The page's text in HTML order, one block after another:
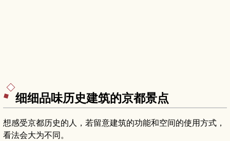
细细品味历史建筑的京都景点
想感受京都历史的人，若留意建筑的功能和空间的使用方式，
看法会大为不同。